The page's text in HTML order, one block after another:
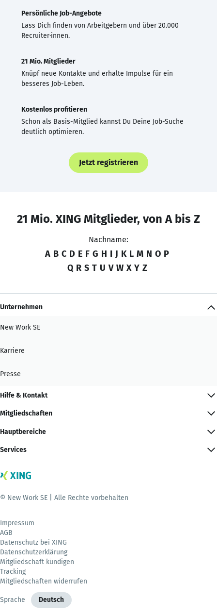
Persönliche Job-Angebote
Lass Dich finden von Arbeitgebern und über 20.000
Recruiter·innen.
21 Mio. Mitglieder
Knüpf neue Kontakte und erhalte Impulse für ein
besseres Job-Leben.
Kostenlos profitieren
Schon als Basis-Mitglied kannst Du Deine Job-Suche
deutlich optimieren.
Jetzt registrieren
21 Mio. XING Mitglieder, von A bis Z
Nachname:
A B C D E F G H I J K L M N O P
Q R S T U V W X Y Z
Unternehmen
New Work SE
Karriere
Presse
Hilfe & Kontakt
Mitgliedschaften
Hauptbereiche
Services
© New Work SE | Alle Rechte vorbehalten
Impressum
AGB
Datenschutz bei XING
Datenschutzerklärung
Mitgliedschaft kündigen
Tracking
Mitgliedschaften widerrufen
Sprache Deutsch